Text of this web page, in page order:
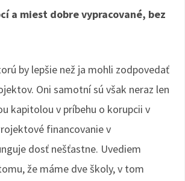
a miest dobre vypracované, bez
by lepšie než ja mohli zodpovedať
Oni samotní sú však neraz len
kapitolou v príbehu o korupcii v
financovanie v
dosť nešťastne. Uvediem
že máme dve školy, v tom